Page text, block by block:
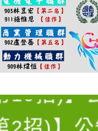
訓練注
補報到
第7次
2招)】